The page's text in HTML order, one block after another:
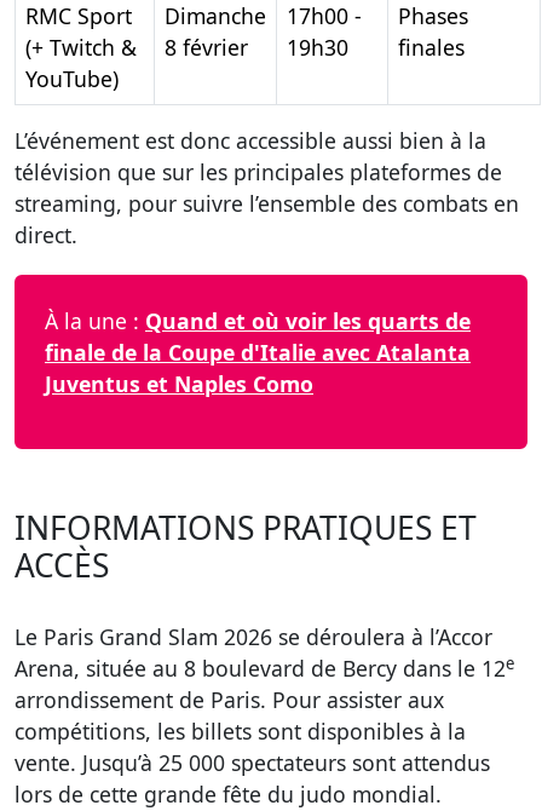
RMC Sport
(+ Twitch &
YouTube)
Dimanche
8 février
17h00 -
19h30
Phases
finales
L’événement est donc accessible aussi bien à la
télévision que sur les principales plateformes de
streaming, pour suivre l’ensemble des combats en
direct.
À la une : Quand et où voir les quarts de
finale de la Coupe d'Italie avec Atalanta
Juventus et Naples Como
INFORMATIONS PRATIQUES ET
ACCÈS
Le Paris Grand Slam 2026 se déroulera à l’Accor
Arena, située au 8 boulevard de Bercy dans le 12e
arrondissement de Paris. Pour assister aux
compétitions, les billets sont disponibles à la
vente. Jusqu’à 25 000 spectateurs sont attendus
lors de cette grande fête du judo mondial.